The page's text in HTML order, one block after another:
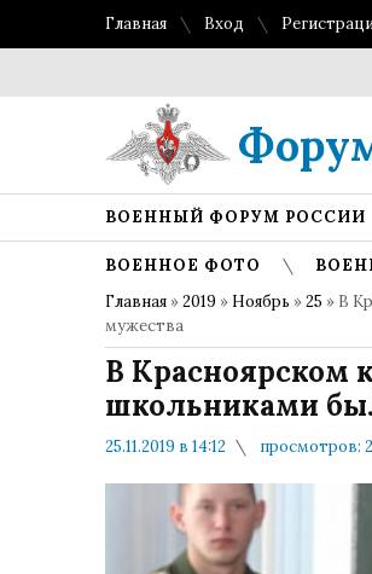
Главная Вход
ВОЕННЫЙ ФОРУМ РОССИИ
ВОЕННОЕ ФОТО
Главная »2019 » Ноябрь »25 » В
мужества
В Красноярском
школьниками
25.11.2019 в 14:12 просмотров: